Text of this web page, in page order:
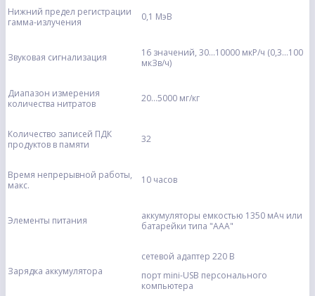
Нижний предел регистрации
гамма-излучения
0,1 МэВ
Звуковая сигнализация
16 значений, 30...10000 мкР/ч (0,3...100
мкЗв/ч)
Диапазон измерения
количества нитратов
20...5000 мг/кг
Количество записей ПДК
продуктов в памяти
32
Время непрерывной работы,
макс.
10 часов
Элементы питания
аккумуляторы емкостью 1350 мАч или
батарейки типа "ААА"
Зарядка аккумулятора
сетевой адаптер 220 В
порт mini-USB персонального
компьютера